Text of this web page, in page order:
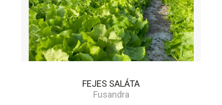
FEJES SALÁTA
Fusandra